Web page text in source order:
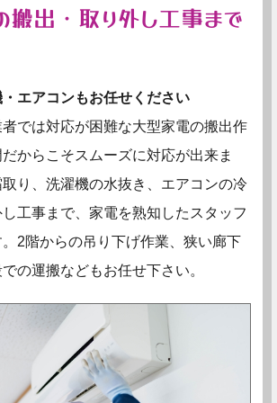
搬出・取り外し工事まで
エアコンもお任せください
では対応が困難な大型家電の搬出作
からこそスムーズに対応が出来ま
り、洗濯機の水抜き、エアコンの冷
工事まで、家電を熟知したスタッフ
2階からの吊り下げ作業、狭い廊下
の運搬などもお任せ下さい。